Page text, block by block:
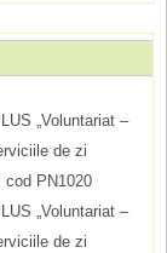
„Voluntariat –
de zi
cod PN1020
„Voluntariat –
de zi